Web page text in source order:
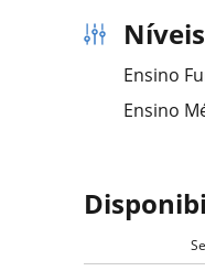
Ensino
Ensino
Se